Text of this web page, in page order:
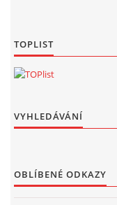
TOPLIST
VYHLEDÁVÁNÍ
OBLÍBENÉ ODKAZY